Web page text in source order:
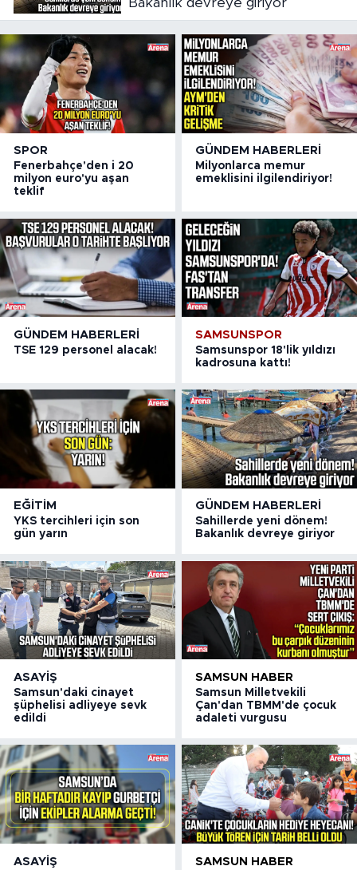
SPOR
Fenerbahçe'den i 20
milyon euro'yu aşan
teklif
GÜNDEM HABERLERI
Milyonlarca memur
emeklisini ilgilendiriyor!
GÜNDEM HABERLERI
TSE 129 personel alacak!
SAMSUNSPOR
Samsunspor 18'lik yıldızı
kadrosuna kattı!
EĞITIM
YKS tercihleri için son
gün yarın
GÜNDEM HABERLERI
Sahillerde yeni dönem!
Bakanlık devreye giriyor
ASAYIŞ
Samsun'daki cinayet
şüphelisi adliyeye sevk
edildi
SAMSUN HABER
Samsun Milletvekili
Çan'dan TBMM'de çocuk
adaleti vurgusu
ASAYIŞ SAMSUN HABER